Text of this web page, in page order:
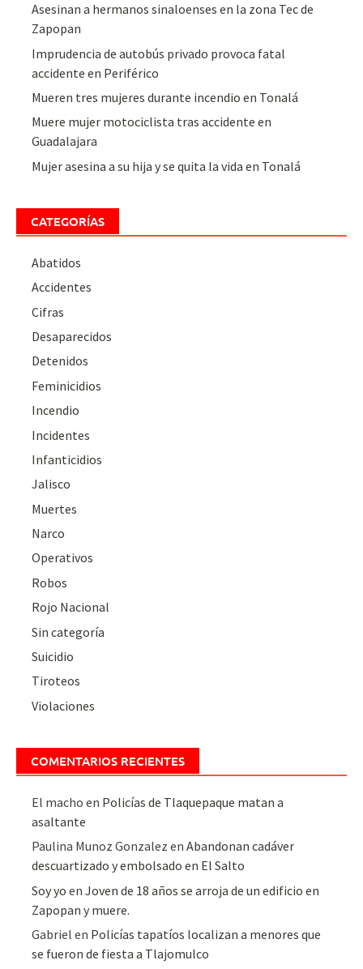
Asesinan a hermanos sinaloenses en la zona Tec de
Zapopan
Imprudencia de autobús privado provoca fatal
accidente en Periférico
Mueren tres mujeres durante incendio en Tonalá
Muere mujer motociclista tras accidente en
Guadalajara
Mujer asesina a su hija y se quita la vida en Tonalá
CATEGORÍAS
Abatidos
Accidentes
Cifras
Desaparecidos
Detenidos
Feminicidios
Incendio
Incidentes
Infanticidios
Jalisco
Muertes
Narco
Operativos
Robos
Rojo Nacional
Sin categoría
Suicidio
Tiroteos
Violaciones
COMENTARIOS RECIENTES
El macho en Policías de Tlaquepaque matan a
asaltante
Paulina Munoz Gonzalez enAbandonan cadáver
descuartizado y embolsado en El Salto
Soy yo enJoven de 18 años se arroja de un edificio en
Zapopan y muere.
Gabriel en Policías tapatíos localizan a menores que
se fueron de fiesta a Tlajomulco